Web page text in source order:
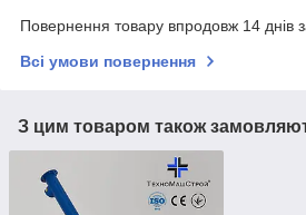
Повернення товару впродовж 14 днів
Всі умови повернення
З цим товаром також